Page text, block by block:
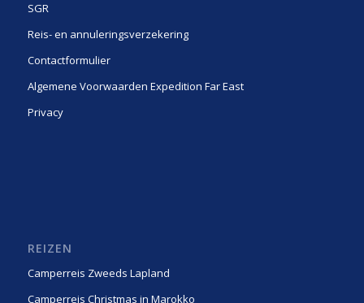
SGR
Reis- en annuleringsverzekering
Contactformulier
Algemene Voorwaarden Expedition Far East
Privacy
REIZEN
Camperreis Zweeds Lapland
Camperreis Christmas in Marokko